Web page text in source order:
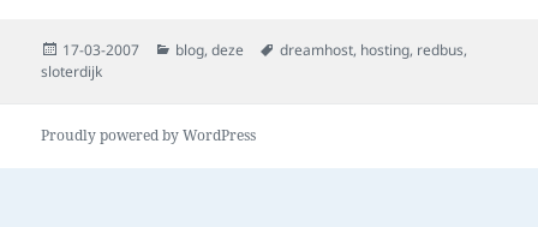
Posted
on
17-03-2007 Categories
blog,deze Tags
dreamhost, hosting, redbus,
sloterdijk
Proudly powered by WordPress